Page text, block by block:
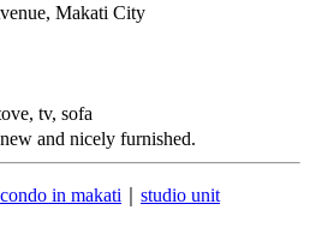
Makati City
tv, sofa
and nicely furnished.
condo in makati studio unit